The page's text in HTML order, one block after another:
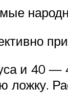
и 40
ложку.